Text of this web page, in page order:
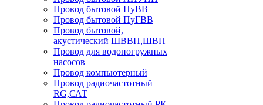
Провод бытовой ПуВВ
Провод бытовой ПуГВВ
Провод бытовой,
акустический ШВВП,ШВП
Провод для водопогружных
насосов
Провод компьютерный
Провод радиочастотный
RG,САТ